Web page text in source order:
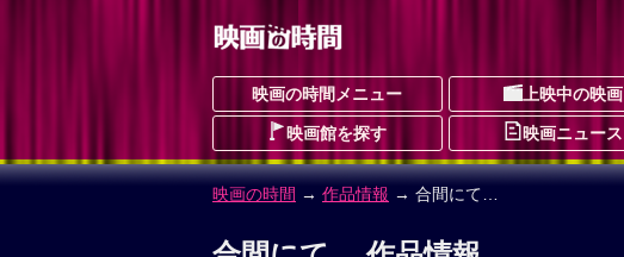
映画の時間メニュー 上映中の映画
映画館を探す 映画ニュース
映画の時間 → 作品情報 → 合間にて…